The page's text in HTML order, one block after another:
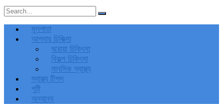
মূলপাতা
আপনার চিকিত্‍সা
ঘরোয়া চিকিৎসা
বিকল্প চিকিৎসা
মানসিক স্বাস্থ্য
স্বাস্থ্য টিপস
পুষ্টি
অন্যান্য